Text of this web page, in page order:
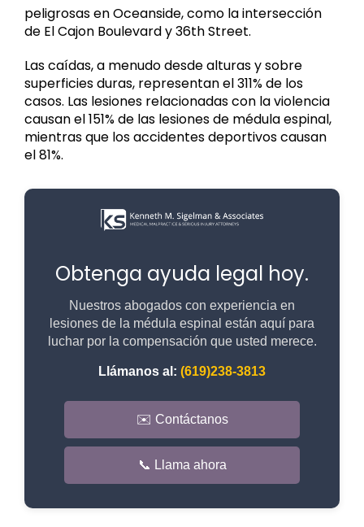
peligrosas en Oceanside, como la intersección
de El Cajon Boulevard y 36th Street.
Las caídas, a menudo desde alturas y sobre
superficies duras, representan el 311% de los
casos. Las lesiones relacionadas con la violencia
causan el 151% de las lesiones de médula espinal,
mientras que los accidentes deportivos causan
el 81%.
Obtenga ayuda legal hoy.
Nuestros abogados con experiencia en
lesiones de la médula espinal están aquí para
luchar por la compensación que usted merece.
Llámanos al: (619)238-3813
✉️ Contáctanos
📞 Llama ahora